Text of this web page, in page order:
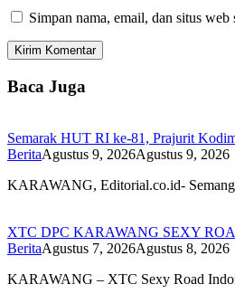
Simpan nama, email, dan situs
Baca Juga
Semarak HUT RI ke-81, Prajurit
BeritaAgustus 9, 2026Agustus 9, 2026
KARAWANG, Editorial.co.id-
XTC DPC KARAWANG SEXY
BeritaAgustus 7, 2026Agustus 8, 2026
KARAWANG – XTC Sexy Road